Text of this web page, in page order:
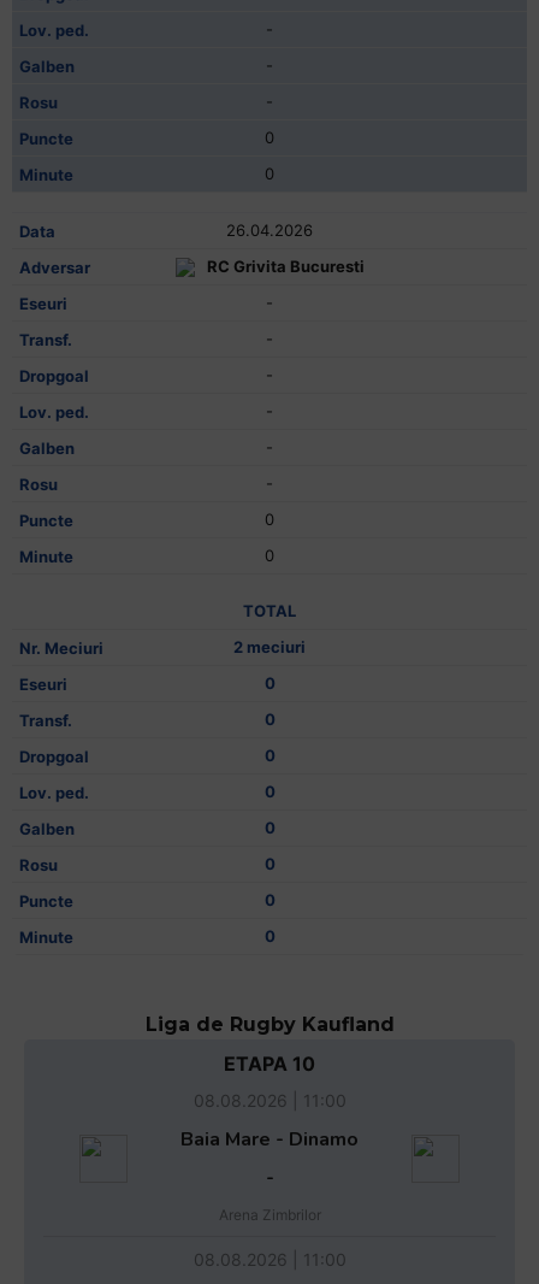
-
-
-
0
0
26.04.2026
RC Grivita Bucuresti
-
-
-
-
-
-
0
0
TOTAL
2 meciuri
0
0
0
0
0
0
0
0
Liga de Rugby Kaufland
ETAPA 10
08.08.2026 | 11:00
Baia Mare - Dinamo
-
Arena Zimbrilor
08.08.2026 | 11:00